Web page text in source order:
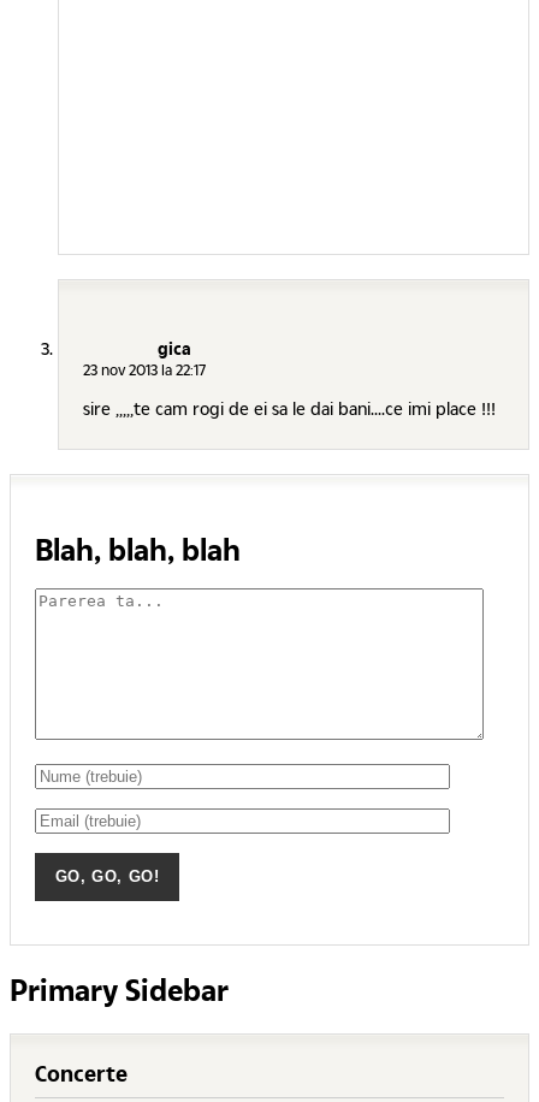
gica
23 nov 2013 la 22:17
sire ,,,,,te cam rogi de ei sa le dai bani....ce imi place !!!
Blah, blah, blah
Primary Sidebar
Concerte